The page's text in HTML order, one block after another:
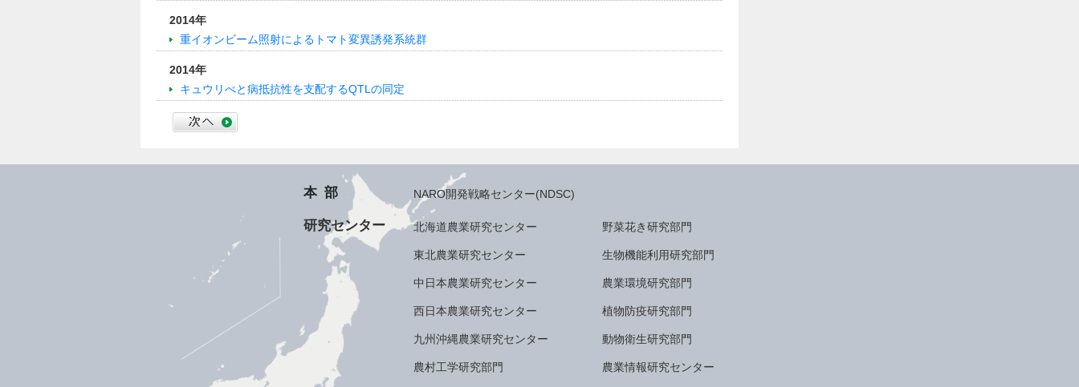
2014年
重イオンビーム照射によるトマト変異誘発系統群
2014年
キュウリべと病抵抗性を支配するQTLの同定
本部 NARO開発戦略センター(NDSC)
研究センター 北海道農業研究センター
東北農業研究センター
中日本農業研究センター
西日本農業研究センター
九州沖縄農業研究センター
農村工学研究部門
野菜花き研究部門
生物機能利用研究部門
農業環境研究部門
植物防疫研究部門
動物衛生研究部門
農業情報研究センター